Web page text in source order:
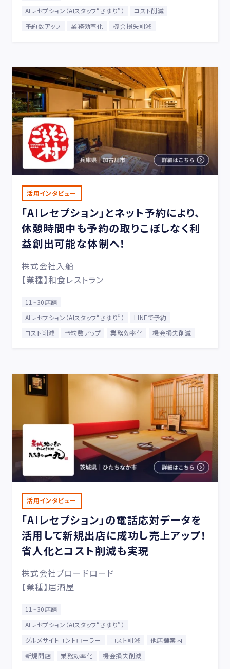
AIレセプション（AIスタッフ“さゆり”）
コスト削減
予約数アップ
業務効率化 機会損失削減
活用インタビュー
「AIレセプション」とネット予約により、
休憩時間中も予約の取りこぼしなく利
益創出可能な体制へ！
株式会社入船
【業種】和食レストラン
11~30店舗
AIレセプション（AIスタッフ“さゆり”）
LINEで予約
コスト削減
予約数アップ 業務効率化 機会損失削減
活用インタビュー
「AIレセプション」の電話応対データを
活用して新規出店に成功し売上アップ！
省人化とコスト削減も実現
株式会社ブロードロード
【業種】居酒屋
11~30店舗
AIレセプション（AIスタッフ“さゆり”）
グルメサイトコントローラー
コスト削減
他店舗案内
新規開店
業務効率化 機会損失削減